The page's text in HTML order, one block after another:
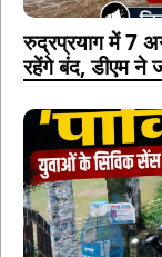
रुद्रप्रयाग में 7
रहेंगे बंद, डीएम ने